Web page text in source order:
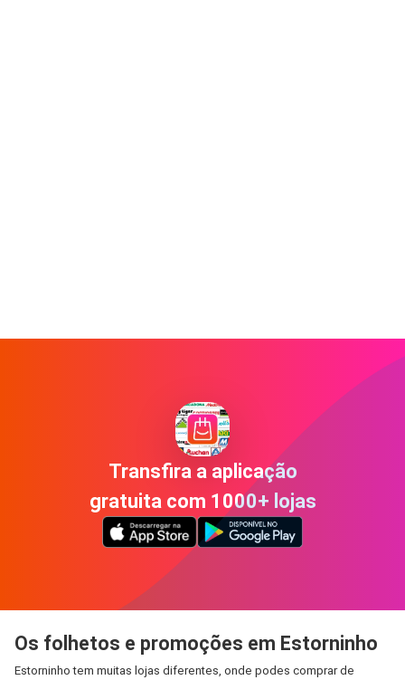
Transfira a aplicação
gratuita com 1000+ lojas
Os folhetos e promoções em Estorninho
Estorninho tem muitas lojas diferentes, onde podes comprar de